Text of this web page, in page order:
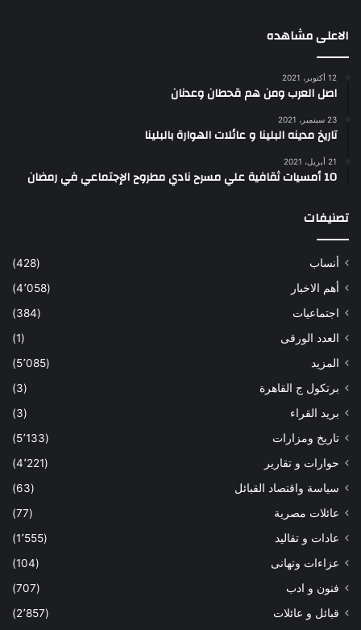
الاعلى مشاهده
12 أكتوبر، 2021
اصل العرب ومن هم قحطان وعدنان
23 سبتمبر، 2021
تاريخ مدينه البلينا و عائلات الهوارة بالبلينا
21 أبريل، 2021
10 أمسيات ثقافية علي مسرح نادي مطروح الإجتماعي في رمضان
تصنيفات
أنساب
(428)
أهم الاخبار
(4٬058)
اجتماعيات
(384)
العدد الورقى
(1)
المزيد
(5٬085)
برتكول ج القاهرة
(3)
بريد القراء
(3)
تاريخ ومزارات
(5٬133)
حوارات و تقارير
(4٬221)
سياسة واقتصاد القبائل
(63)
عائلات مصرية
(77)
عادات و تقاليد
(1٬555)
عزاءات وتهانى
(104)
فنون و ادب
(707)
قبائل و عائلات
(2٬857)